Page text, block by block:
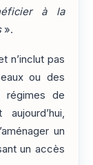
à la
».
n’inclut pas
ou des
régimes de
un
un accès